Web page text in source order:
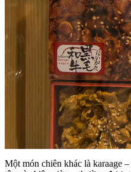
Một món chiên khác là karaage